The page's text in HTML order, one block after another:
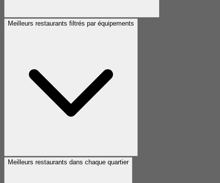
Meilleurs restaurants filtrés par équipements
Meilleurs restaurants dans chaque quartier